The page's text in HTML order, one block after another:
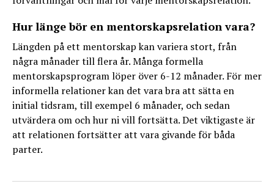
Hur länge bör en mentorskapsrelation vara?
Längden på ett mentorskap kan variera stort, från
några månader till flera år. Många formella
mentorskapsprogram löper över 6-12 månader. För mer
informella relationer kan det vara bra att sätta en
initial tidsram, till exempel 6 månader, och sedan
utvärdera om och hur ni vill fortsätta. Det viktigaste är
att relationen fortsätter att vara givande för båda
parter.